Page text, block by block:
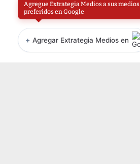
Agregue Extrategia Medios a sus medios
preferidos en Google
+ Agregar Extrategia Medios en